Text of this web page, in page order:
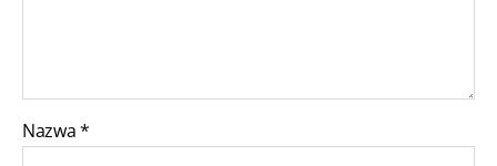
Nazwa*